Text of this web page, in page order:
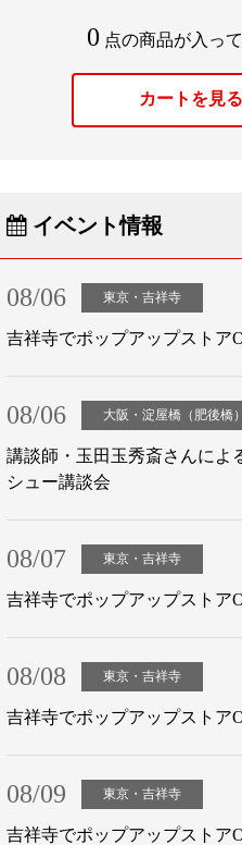
0 点の商品が入っ
カートを見る
イベント情報
08/06 東京・吉祥寺
吉祥寺でポップアップストア
08/06 大阪・淀屋橋（肥後橋）
講談師・玉田玉秀斎さんによ
シュー講談会
08/07 東京・吉祥寺
吉祥寺でポップアップストア
08/08 東京・吉祥寺
吉祥寺でポップアップストア
08/09 東京・吉祥寺
吉祥寺でポップアップストア